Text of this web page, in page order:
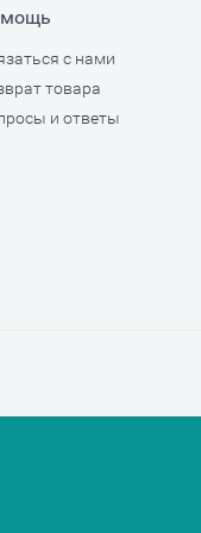
с нами
товара
и ответы